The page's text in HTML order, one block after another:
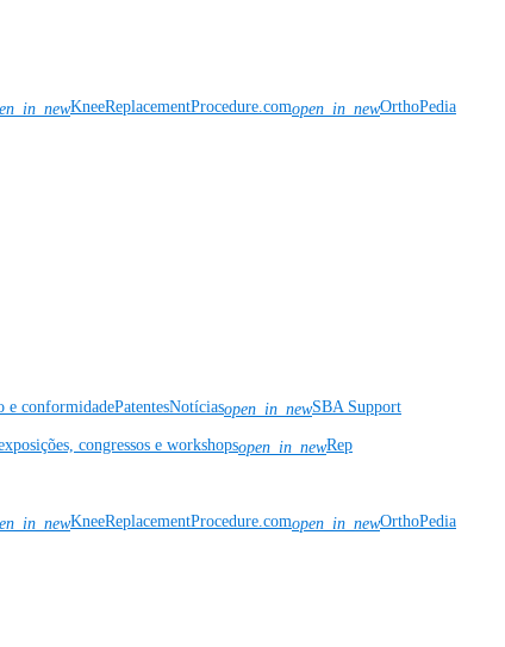
KneeReplacementProcedure.comopen_in_newOrthoPedia
e conformidadePatentesNotíciasopen_in_newSBA Support
congressos e workshopsopen_in_newRep
KneeReplacementProcedure.comopen_in_newOrthoPedia